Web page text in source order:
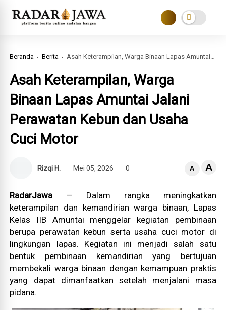
Beranda Berita Asah Keterampilan, Warga Binaan Lapas Amuntai Jalani Perawatan Kebun dan Usaha Cuci Motor
Asah Keterampilan, Warga
Binaan Lapas Amuntai Jalani
Perawatan Kebun dan Usaha
Cuci Motor
Rizqi H. Mei 05, 2026 0 A A
RadarJawa — Dalam rangka meningkatkan
keterampilan dan kemandirian warga binaan, Lapas
Kelas IIB Amuntai menggelar kegiatan pembinaan
berupa perawatan kebun serta usaha cuci motor di
lingkungan lapas. Kegiatan ini menjadi salah satu
bentuk pembinaan kemandirian yang bertujuan
membekali warga binaan dengan kemampuan praktis
yang dapat dimanfaatkan setelah menjalani masa
pidana.